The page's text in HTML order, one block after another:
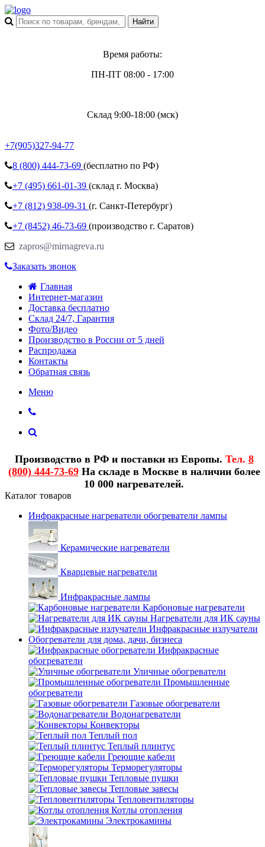
Время работы:
ПН-ПТ 08:00 - 17:00
Склад 9:00-18:00 (мск)
+7(905)327-94-77
8 (800) 444-73-69 (бесплатно по РФ)
+7 (495) 661-01-39 (склад г. Москва)
+7 (812) 938-09-31 (г. Санкт-Петербург)
+7 (8452) 46-73-69 (производство г. Саратов)
zapros@mirnagreva.ru
Заказать звонок
Главная
Интернет-магазин
Доставка бесплатно
Склад 24/7, Гарантия
Фото/Видео
Производство в России от 5 дней
Распродажа
Контакты
Обратная связь
Меню
Производство в РФ и поставки из Европы. Тел. 8
(800) 444-73-69На складе в Москве в наличии более
10 000 нагревателей.
Каталог товаров
Инфракрасные нагреватели обогреватели лампы
Керамические нагреватели
Кварцевые нагреватели
Инфракрасные лампы
Карбоновые нагреватели
Нагреватели для ИК сауны
Инфракрасные излучатели
Обогреватели для дома, дачи, бизнеса
Инфракрасные
обогреватели
Уличные обогреватели
Промышленные
обогреватели
Газовые обогреватели
Водонагреватели
Конвекторы
Теплый пол
Теплый плинтус
Греющие кабели
Терморегуляторы
Тепловые пушки
Тепловые завесы
Тепловентиляторы
Котлы отопления
Электрокамины